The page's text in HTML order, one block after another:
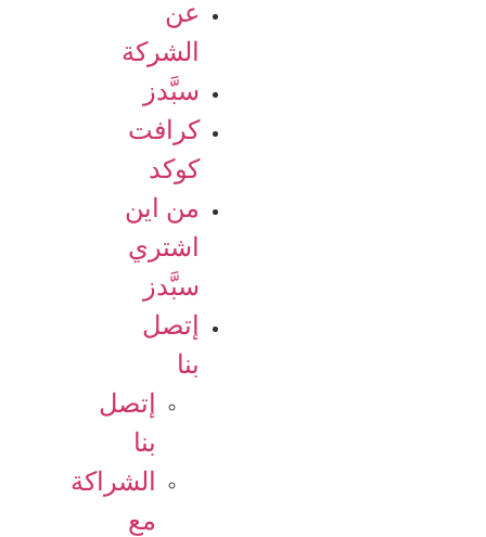
عن
الشركة
سبَّدز
كرافت
كوكد
من اين
اشتري
سبَّدز
إتصل
بنا
إتصل
بنا
الشراكة
مع